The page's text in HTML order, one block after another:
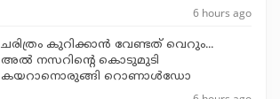
6 hours ago
ചരിത്രം കുറിക്കാന്‍ വേണ്ടത് വെറും...
അല്‍ നസറിന്റെ കൊടുമുടി
കയറാനൊരുങ്ങി റൊണാള്‍ഡോ